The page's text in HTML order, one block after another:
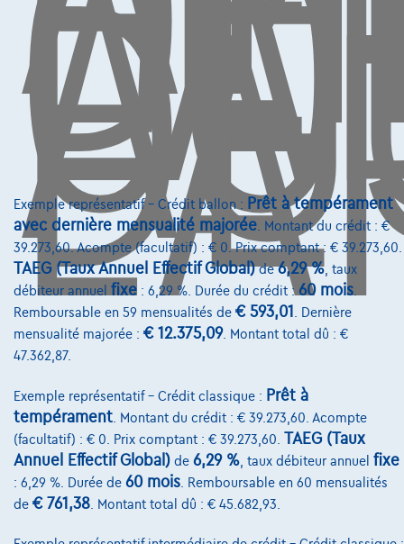
DE
Exemple représentatif – Crédit ballon : Prêt à tempérament
avec dernière mensualité majorée . Montant du crédit : €
39.273,60. Acompte (facultatif) : € 0. Prix comptant : € 39.273,60.
TAEG (Taux Annuel Effectif Global)de6,29 % , taux
débiteur annuel fixe : 6,29 %. Durée du crédit : 60 mois
Remboursable en 59 mensualités de € 593,01
. Dernière
mensualité majorée : € 12.375,09. Montant total dû : €
47.362,87.
Exemple représentatif – Crédit classique : Prêt à
tempérament . Montant du crédit : € 39.273,60. Acompte
(facultatif) : € 0. Prix comptant : € 39.273,60. TAEG (Taux
Annuel Effectif Global) de 6,29 % , taux débiteur annuel fixe
: 6,29 %. Durée de 60 mois . Remboursable en 60 mensualités
de € 761,38 . Montant total dû : € 45.682,93.
Contact
info@touringcarselect.be
Avenue Roi Albert II 4, B12
1000 Bruxelles
Services & Solutions
Assistance dépannage
Financement
Assurance auto
Leasing
Sur Nous
Devenez client